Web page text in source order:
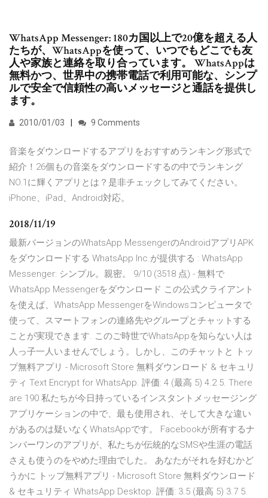
WhatsApp Messenger: 180カ国以上で20億を超える人
たちが、WhatsAppを使って、いつでもどこでも友
人や家族と連絡を取り合っています。 WhatsAppは
無料かつ、世界中の携帯電話で利用可能な、シンプ
ルで安全で信頼性の高いメッセージと通話を提供し
ます。
2010/01/03 9 Comments
音楽をダウンロードするアプリをおすすめランキング形式で
紹介！26個もの音楽をダウンロードするの中でランキング
NO.1に輝くアプリとは？是非チェックしてみてください。
iPhone、iPad、Android対応。
2018/11/19
最新バージョンのWhatsApp MessengerのAndroidアプリAPK
をダウンロードする WhatsApp Inc.が提供する : WhatsApp
Messenger: シンプル。親密。 9/10 (3518 点) - 無料で
WhatsApp Messengerをダウンロード この公式クライアント
を使えば、WhatsApp MessengerをWindowsコンピュータで
使って、スマートフォンの連絡先やグループとチャットする
ことが実現できます. このご時世でWhatsAppを知らない人は
人っ子一人いませんでしょう。しかし、このチャットと トッ
プ無料アプリ - Microsoft Store 無料ダウンロード & セキュリ
ティ Text Encrypt for WhatsApp. 評価: 4 (最高 5) 4.2 5. There
are 190 私たちが今日持っているインスタントメッセージング
アプリケーションの中で、最も使用され、そして大きな違い
があるのは疑いなくWhatsAppです。 Facebookが所有するナ
ンバーワンのアプリが、私たちが伝統的なSMSや生涯の電話
さえも使うのをやめた理由でした。 あなたがそれを好むかど
うかに トップ無料アプリ - Microsoft Store 無料ダウンロード
& セキュリティ WhatsApp Desktop. 評価: 3.5 (最高 5) 3.7 5.